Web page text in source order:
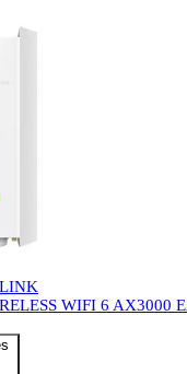
WIFI 6 AX3000